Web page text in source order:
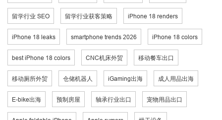
留学行业 SEO 留学行业获客策略 iPhone 18 renders
iPhone 18 leaks smartphone trends 2026 iPhone 18 colors
best iPhone 18 colors CNC机床外贸 移动餐车出口
移动厕所外贸 仓储机器人 iGaming出海 成人用品出海
E-bike出海 预制房屋 轴承行业出口 宠物用品出口